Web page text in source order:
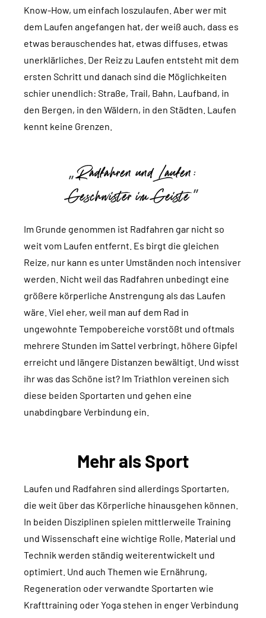
Know-How, um einfach loszulaufen. Aber wer mit
dem Laufen angefangen hat, der weiß auch, dass es
etwas berauschendes hat, etwas diffuses, etwas
unerklärliches. Der Reiz zu Laufen entsteht mit dem
ersten Schritt und danach sind die Möglichkeiten
schier unendlich: Straße, Trail, Bahn, Laufband, in
den Bergen, in den Wäldern, in den Städten. Laufen
kennt keine Grenzen.
Radfahren und Laufen:
Geschwister im Geiste
Im Grunde genommen ist Radfahren gar nicht so
weit vom Laufen entfernt. Es birgt die gleichen
Reize, nur kann es unter Umständen noch intensiver
werden. Nicht weil das Radfahren unbedingt eine
größere körperliche Anstrengung als das Laufen
wäre. Viel eher, weil man auf dem Rad in
ungewohnte Tempobereiche vorstößt und oftmals
mehrere Stunden im Sattel verbringt, höhere Gipfel
erreicht und längere Distanzen bewältigt. Und wisst
ihr was das Schöne ist? Im Triathlon vereinen sich
diese beiden Sportarten und gehen eine
unabdingbare Verbindung ein.
Mehr als Sport
Laufen und Radfahren sind allerdings Sportarten,
die weit über das Körperliche hinausgehen können.
In beiden Disziplinen spielen mittlerweile Training
und Wissenschaft eine wichtige Rolle, Material und
Technik werden ständig weiterentwickelt und
optimiert. Und auch Themen wie Ernährung,
Regeneration oder verwandte Sportarten wie
Krafttraining oder Yoga stehen in enger Verbindung